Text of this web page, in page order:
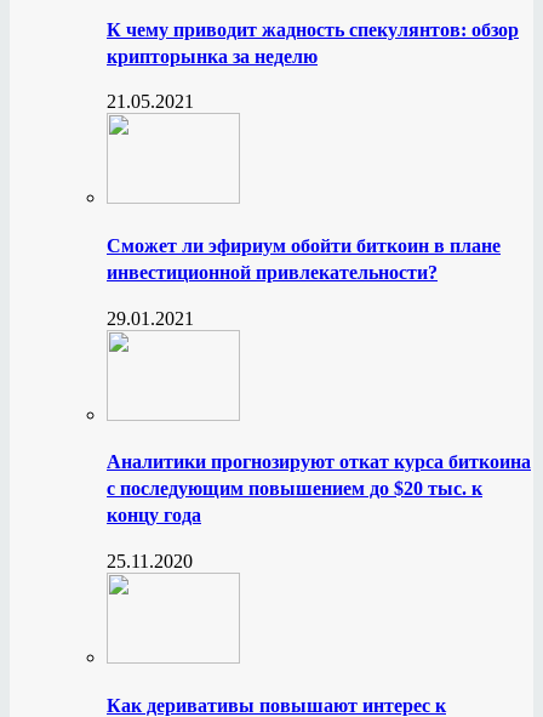
К чему приводит жадность спекулянтов: обзор
крипторынка за неделю
21.05.2021
Сможет ли эфириум обойти биткоин в плане
инвестиционной привлекательности?
29.01.2021
Аналитики прогнозируют откат курса биткоина
с последующим повышением до $20 тыс. к
концу года
25.11.2020
Как деривативы повышают интерес к